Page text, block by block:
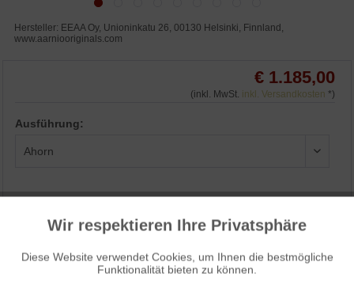
Hersteller: EEAA Oy, Unioninkatu 26, 00130 Helsinki, Finnland,
www.aarniooriginals.com
€ 1.185,00
(inkl. MwSt. inkl. Versandkosten *)
Ausführung:
IN DEN WARENKORB
WUNSCHLISTE ANFRAGEN
Funktionale Aktiv
Aktiv
Wir respektieren Ihre Privatsphäre
Diese Website verwendet Cookies, um Ihnen die bestmögliche
Funktionalität bieten zu können.